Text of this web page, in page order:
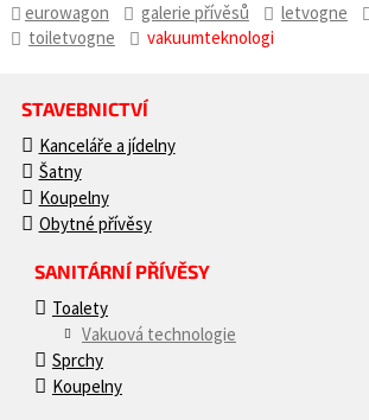
eurowagon galerie přívěsů letvogne
toiletvogne
vakuumteknologi
STAVEBNICTVÍ
Kanceláře a jídelny
Šatny
Koupelny
Obytné přívěsy
SANITÁRNÍ PŘÍVĚSY
Toalety
Vakuová technologie
Sprchy
Koupelny